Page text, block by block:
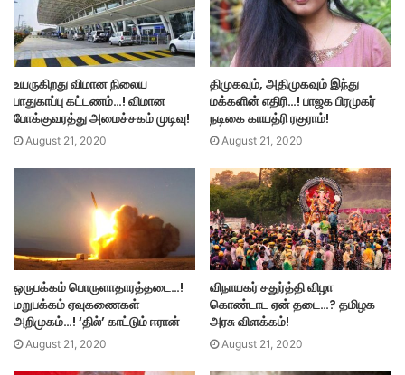
உயருகிறது விமான நிலைய
பாதுகாப்பு கட்டணம்…! விமான
போக்குவரத்து அமைச்சகம் முடிவு!
August 21, 2020
திமுகவும், அதிமுகவும் இந்து
மக்களின் எதிரி…! பாஜக பிரமுகர்
நடிகை காயத்ரி ரகுராம்!
August 21, 2020
ஒருபக்கம் பொருளாதாரத்தடை…!
மறுபக்கம் ஏவுகணைகள்
அறிமுகம்…! ‘தில்’ காட்டும் ஈரான்
August 21, 2020
விநாயகர் சதுர்த்தி விழா
கொண்டாட ஏன் தடை…? தமிழக
அரசு விளக்கம்!
August 21, 2020